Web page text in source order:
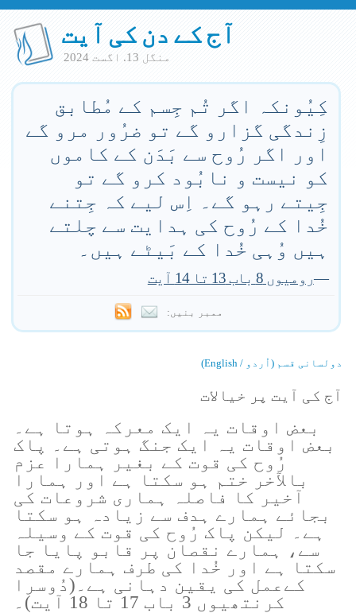
آج کے دن کی آیت
منگل 13. اگست 2024
کِیُونکہ اگر تُم جِسم کے مُطابق
زِندگی گزارو گے تو ضرُور مرو گے
اور اگر رُوح سے بَدَن کے کاموں
کو نیست و نابُود کرو گے تو
جِیتے رہو گے۔ اِس لیے کہ جِتنے
خُدا کے رُوح کی ہدایت سے چلتے
ہیں وُہی خُدا کے بَیٹے ہیں۔
—رومیوں 8 باب 13 تا 14 آیت
ممبر بنیں:
دولسانی قسم (اُردو / English)
آج کی آیت پر خیالات
بعض اوقات یہ ایک معرکہ ہوتا ہے۔
بعض اوقات یہ ایک جنگ ہوتی ہے۔ پاک
رُوح کی قوت کے بغیر ہمارا عزم
بالآخر ختم ہو سکتا ہے اور ہمارا
آخیر کا فاصلہ ہماری شروعات کی
بجائے ہمارے ہدف سے زیادہ ہو سکتا
ہے۔ لیکن پاک رُوح کی قوت کے وسیلہ
سے، ہمارے نقصان پر قابو پایا جا
سکتا ہے اور خُدا کی طرف ہمارے مقصد
کےعمل کی یقین دہانی ہے۔(دُوسرا
کرنتھیوں 3 باب 17 تا 18 آیت)۔